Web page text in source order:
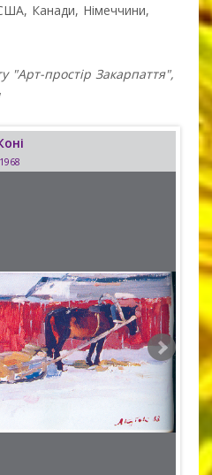
США, Канади, Німеччини,
"Арт-простір Закарпаття",
1968